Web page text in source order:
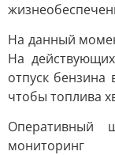
На данный
На
отпуск
чтобы топлива
Оперативный
мониторинг